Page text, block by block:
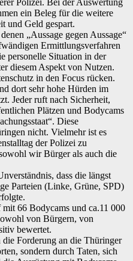
Polizei. Bei der Auswertung
ein Beleg für die weitere
und Geld gespart.
„Aussage gegen Aussage“
Ermittlungsverfahren
personelle Situation in der
diesem Aspekt von Nutzen.
in den Focus rücken.
dort sehr hohe Hürden im
Jeder ruft nach Sicherheit,
Plätzen und Bodycams
Diese
nicht. Vielmehr ist es
der Polizei zu
wir Bürger als auch die
dass die längst
Parteien (Linke, Grüne, SPD)
mit 66 Bodycams und ca.11 000
von Bürgern, von
bewertet.
Forderung an die Thüringer
sondern durch Taten, sich